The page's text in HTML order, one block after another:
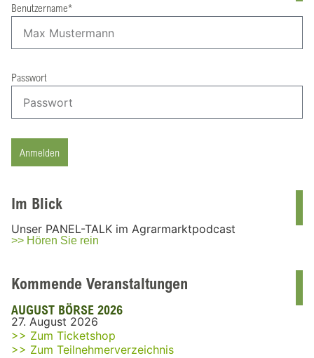
Benutzername*
Passwort
Anmelden
Im Blick
Unser PANEL-TALK im Agrarmarktpodcast
>> Hören Sie rein
Kommende Veranstaltungen
AUGUST BÖRSE 2026
27. August 2026
>> Zum Ticketshop
>> Zum Teilnehmerverzeichnis